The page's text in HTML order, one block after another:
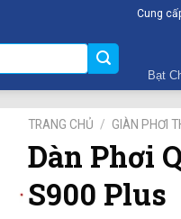
Cung
Bạt
TRANG CHỦ / GIÀN PHƠI
Dàn Phơi
S900 Plus